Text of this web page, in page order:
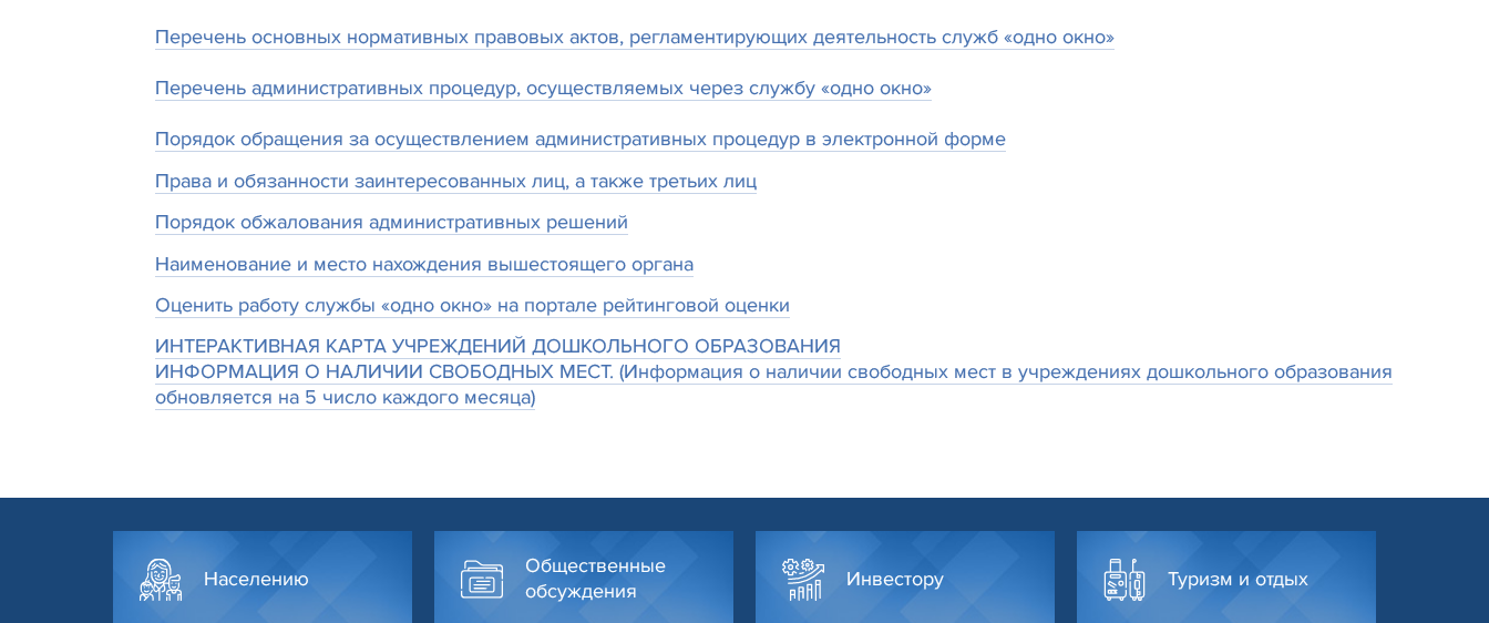
Перечень основных нормативных правовых актов, регламентирующих деятельность служб «одно окно»
Перечень административных процедур, осуществляемых через службу «одно окно»
Порядок обращения за осуществлением административных процедур в электронной форме
Права и обязанности заинтересованных лиц, а также третьих лиц
Порядок обжалования административных решений
Наименование и место нахождения вышестоящего органа
Оценить работу службы «одно окно» на портале рейтинговой оценки
ИНТЕРАКТИВНАЯ КАРТА УЧРЕЖДЕНИЙ ДОШКОЛЬНОГО ОБРАЗОВАНИЯ
ИНФОРМАЦИЯ О НАЛИЧИИ СВОБОДНЫХ МЕСТ. (Информация о наличии свободных мест в учреждениях дошкольного образования
обновляется на 5 число каждого месяца)
Населению
Общественные
обсуждения
Инвестору Туризм и отдых